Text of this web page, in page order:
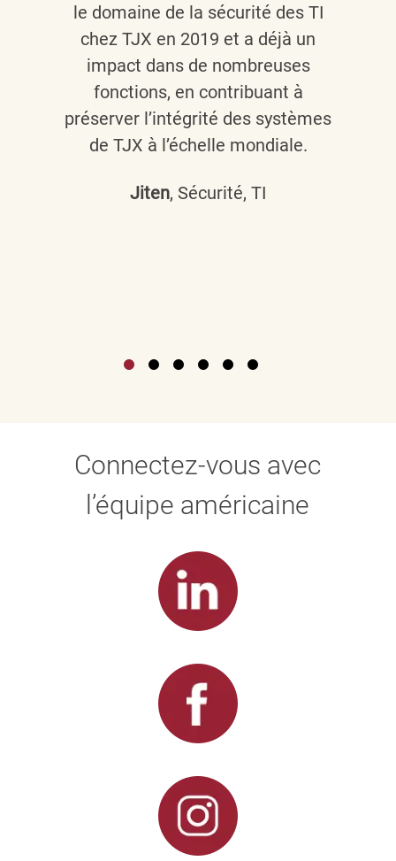
le domaine de la sécurité des TI
chez TJX en 2019 et a déjà un
impact dans de nombreuses
fonctions, en contribuant à
préserver l’intégrité des systèmes
de TJX à l’échelle mondiale.
Jiten, Sécurité, TI
Connectez-vous avec
l’équipe américaine